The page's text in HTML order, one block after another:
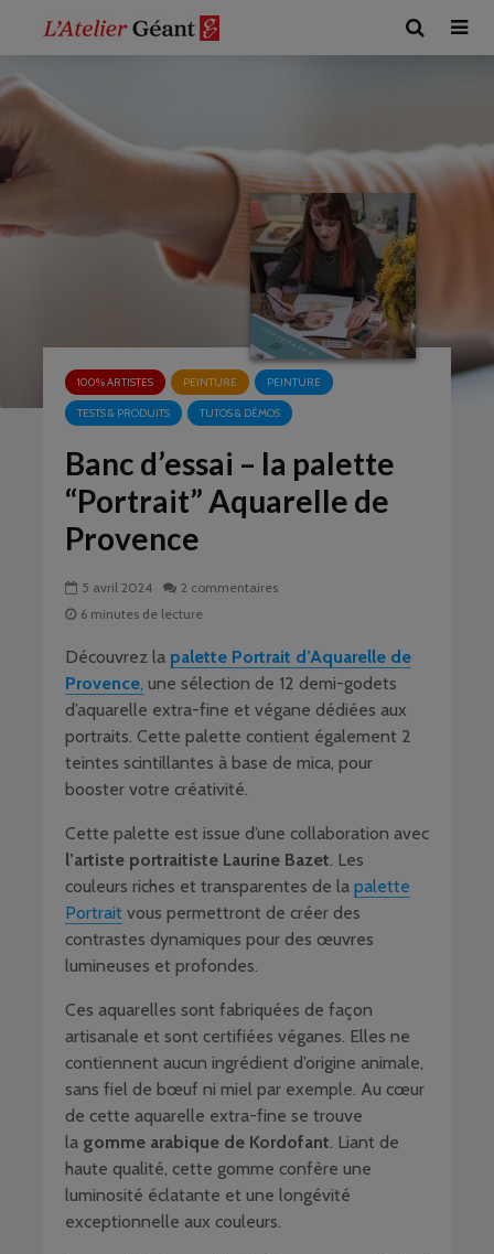
100% ARTISTES PEINTURE PEINTURE
TESTS & PRODUITS TUTOS & DÉMOS
Banc d’essai – la palette
“Portrait” Aquarelle de
Provence
5 avril 2024
2 commentaires
6 minutes de lecture
Découvrez la palette Portrait d’Aquarelle de
Provence, une sélection de 12 demi-godets
d’aquarelle extra-fine et végane dédiées aux
portraits. Cette palette contient également 2
teintes scintillantes à base de mica, pour
booster votre créativité.
Cette palette est issue d’une collaboration avec
l’artiste portraitiste Laurine Bazet. Les
couleurs riches et transparentes de la palette
Portrait vous permettront de créer des
contrastes dynamiques pour des œuvres
lumineuses et profondes.
Ces aquarelles sont fabriquées de façon
artisanale et sont certifiées véganes. Elles ne
contiennent aucun ingrédient d’origine animale,
sans fiel de bœuf ni miel par exemple. Au cœur
de cette aquarelle extra-fine se trouve
la gomme arabique de Kordofant. Liant de
haute qualité, cette gomme confère une
luminosité éclatante et une longévité
exceptionnelle aux couleurs.